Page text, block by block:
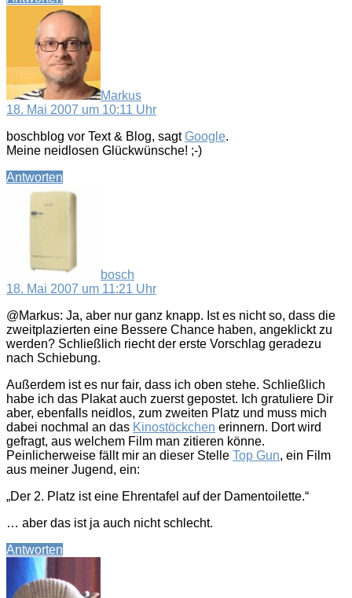
Markus
18. Mai 2007 um 10:11 Uhr
boschblog vor Text & Blog, sagtGoogle.
Meine neidlosen Glückwünsche! ;-)
Antworten
bosch
18. Mai 2007 um 11:21 Uhr
@Markus: Ja, aber nur ganz knapp. Ist es nicht so, dass die
zweitplazierten eine Bessere Chance haben, angeklickt zu
werden? Schließlich riecht der erste Vorschlag geradezu
nach Schiebung.
Außerdem ist es nur fair, dass ich oben stehe. Schließlich
habe ich das Plakat auch zuerst gepostet. Ich gratuliere Dir
aber, ebenfalls neidlos, zum zweiten Platz und muss mich
dabei nochmal an das Kinostöckchen erinnern. Dort wird
gefragt, aus welchem Film man zitieren könne.
Peinlicherweise fällt mir an dieser Stelle Top Gun, ein Film
aus meiner Jugend, ein:
„Der 2. Platz ist eine Ehrentafel auf der Damentoilette.“
… aber das ist ja auch nicht schlecht.
Antworten